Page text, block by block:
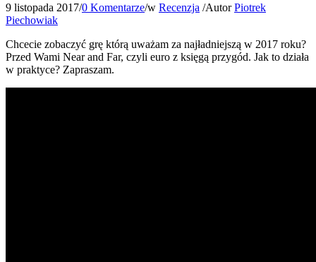
9 listopada 2017/0 Komentarze/w Recenzja /AutorPiotrek
Piechowiak
Chcecie zobaczyć grę którą uważam za najładniejszą w 2017 roku?
Przed Wami Near and Far, czyli euro z księgą przygód. Jak to działa
w praktyce? Zapraszam.